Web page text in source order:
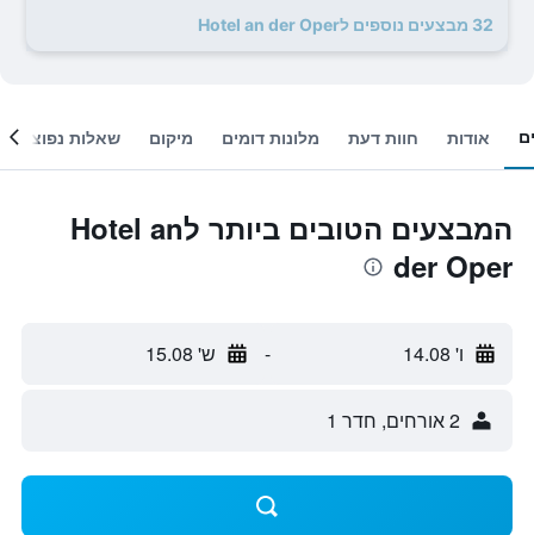
32 מבצעים נוספים לHotel an der Oper
אודות חוות דעת מלונות דומים מיקום שאלות נפוצות
המבצעים הטובים ביותר לHotel an
der Oper
ו' 14.08 - ש' 15.08
2 אורחים, חדר 1